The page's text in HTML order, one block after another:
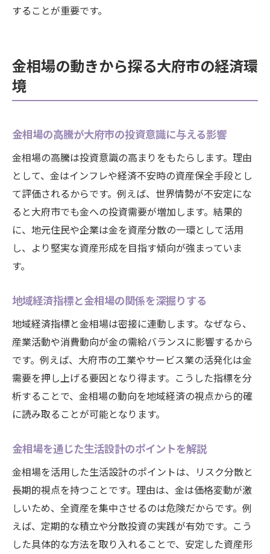
することが重要です。
金相場の動きから探る大府市の経済環
境
金相場の高騰が大府市の投資意識に与える影響
金相場の高騰は投資意識の高まりをもたらします。理由
として、金はインフレや経済不安時の資産保全手段とし
て評価されるからです。例えば、世界情勢が不安定にな
ると大府市でも金への投資需要が増加します。結果的
に、地元住民や企業は金を資産分散の一環として活用
し、より堅実な資産形成を目指す傾向が強まっていま
す。
地域経済指標と金相場の関係を深掘りする
地域経済指標と金相場は密接に連動します。なぜなら、
産業活動や消費動向が金の需給バランスに影響するから
です。例えば、大府市の工業やサービス業の活発化は金
需要を押し上げる要因となり得ます。こうした指標を分
析することで、金相場の動向を地域経済の視点から的確
に読み取ることが可能となります。
金相場を通じた生活設計のポイントを解説
金相場を活用した生活設計のポイントは、リスク分散と
長期的視点を持つことです。理由は、金は価格変動が激
しいため、全資産を集中させるのは危険だからです。例
えば、定期的な積立や分散投資の実践が有効です。こう
した具体的な方法を取り入れることで、安定した資産形